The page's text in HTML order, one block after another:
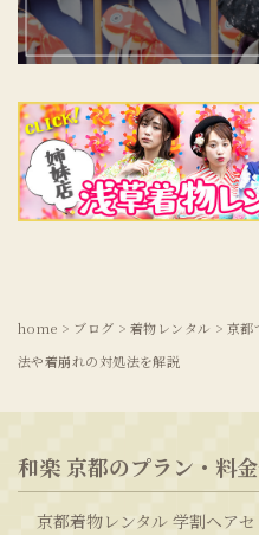
home > ブログ > 着物レンタル > 京都
法や着崩れの対処法を解説
和楽 京都のプラン・料
京都着物レンタル 学割ヘア